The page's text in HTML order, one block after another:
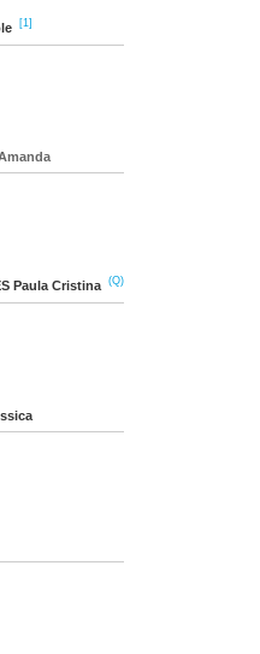
[1]
Paula Cristina (Q)